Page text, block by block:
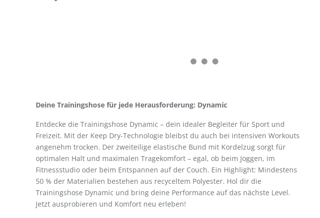
Deine Trainingshose für jede Herausforderung: Dynamic
Entdecke die Trainingshose Dynamic – dein idealer Begleiter für Sport und
Freizeit. Mit der Keep Dry-Technologie bleibst du auch bei intensiven Workouts
angenehm trocken. Der zweiteilige elastische Bund mit Kordelzug sorgt für
optimalen Halt und maximalen Tragekomfort – egal, ob beim Joggen, im
Fitnessstudio oder beim Entspannen auf der Couch. Ein Highlight: Mindestens
50 % der Materialien bestehen aus recyceltem Polyester. Hol dir die
Trainingshose Dynamic und bring deine Performance auf das nächste Level.
Jetzt ausprobieren und Komfort neu erleben!